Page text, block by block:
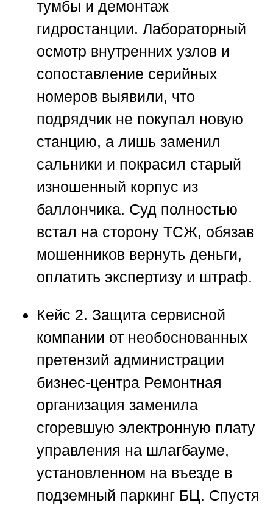
тумбы и демонтаж
гидростанции. Лабораторный
осмотр внутренних узлов и
сопоставление серийных
номеров выявили, что
подрядчик не покупал новую
станцию, а лишь заменил
сальники и покрасил старый
изношенный корпус из
баллончика. Суд полностью
встал на сторону ТСЖ, обязав
мошенников вернуть деньги,
оплатить экспертизу и штраф.
Кейс 2. Защита сервисной
компании от необоснованных
претензий администрации
бизнес-центра Ремонтная
организация заменила
сгоревшую электронную плату
управления на шлагбауме,
установленном на въезде в
подземный паркинг БЦ. Спустя